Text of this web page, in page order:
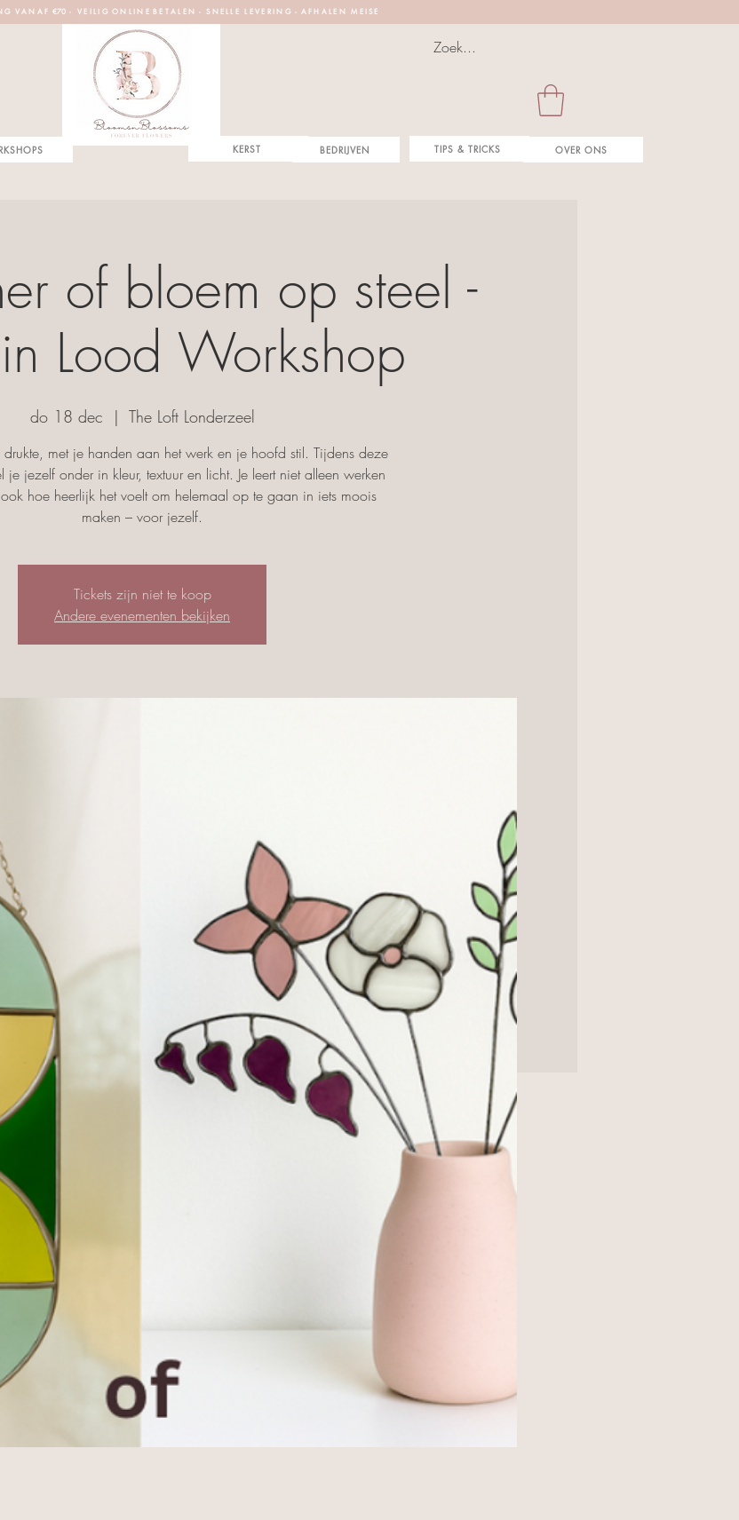
G V A N A F €70 - V E I L I G O N L I N E B E T A L E N - S N E L L E L E V E R I N G - A F H A L E N M E I S E
BEDRIJVEN OVER ONS
TIPS & TRICKS
KERST
of bloem op steel -
Lood Workshop
do 18 dec
  |
The Loft Londerzeel
met je handen aan het werk en je hoofd stil. Tijdens deze
jezelf onder in kleur, textuur en licht. Je leert niet alleen werken
hoe heerlijk het voelt om helemaal op te gaan in iets moois
maken – voor jezelf.
Tickets zijn niet te koop
Andere evenementen bekijken